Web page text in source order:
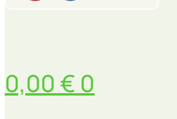
0,00 € 0